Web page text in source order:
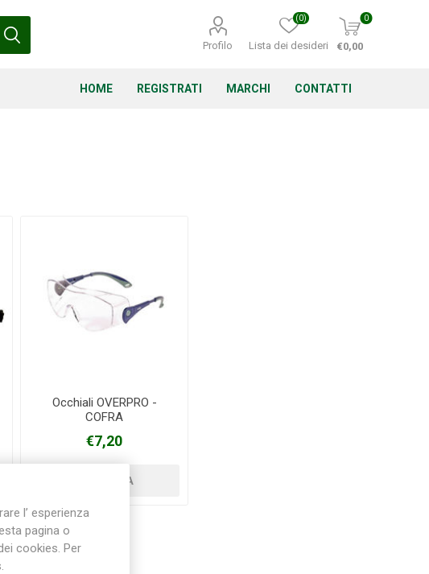
Profilo Lista dei desideri
(0) 0
€0,00
HOME REGISTRATI MARCHI
Hozelock Irritrol
Silky
CONTATTI
Occhiali OVERPRO -
COFRA
€7,20
l’ esperienza
pagina o
cookies. Per